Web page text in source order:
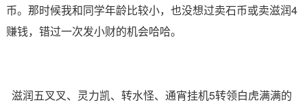
币。那时候我和同学年龄比较小，也没想过卖石币或卖滋润4
赚钱，错过一次发小财的机会哈哈。
滋润五叉叉、灵力凯、转水怪、通宵挂机5转领白虎满满的